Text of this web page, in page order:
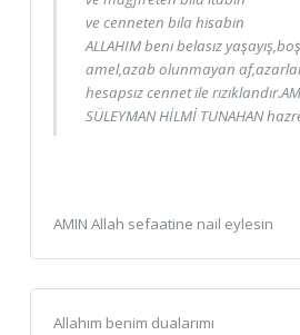
ve cenneten bila hisabin
ALLAHIM beni belasız
amel,azab olunmayan
hesapsız cennet ile
SÜLEYMAN HİLMİ TUNAHAN
AMIN Allah sefaatine nail eylesin
Allahım benim dualarımı